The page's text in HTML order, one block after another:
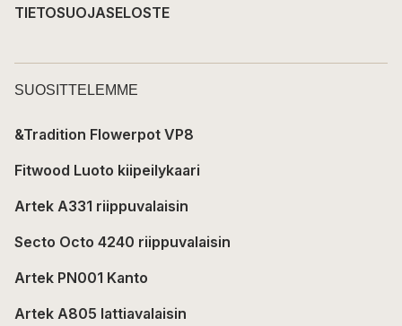
TIETOSUOJASELOSTE
SUOSITTELEMME
&Tradition Flowerpot VP8
Fitwood Luoto kiipeilykaari
Artek A331 riippuvalaisin
Secto Octo 4240 riippuvalaisin
Artek PN001 Kanto
Artek A805 lattiavalaisin